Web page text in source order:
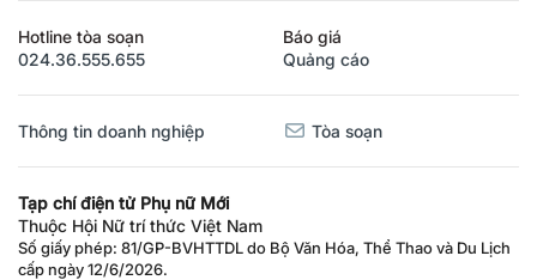
Hotline tòa soạn
024.36.555.655
Báo giá
Quảng cáo
Thông tin doanh nghiệp Tòa soạn
Tạp chí điện tử Phụ nữ Mới
Thuộc Hội Nữ trí thức Việt Nam
Số giấy phép: 81/GP-BVHTTDL do Bộ Văn Hóa, Thể Thao và Du Lịch
cấp ngày 12/6/2026.